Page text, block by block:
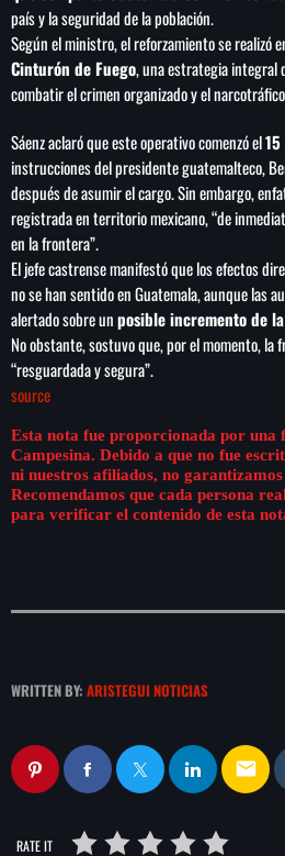
país y la seguridad de la población.
Según el ministro, el reforzamiento se realizó
Cinturón de Fuego, una estrategia integral
combatir el crimen organizado y el
Sáenz aclaró que este operativo comenzó el
instrucciones del presidente guatemalteco,
después de asumir el cargo. Sin embargo,
registrada en territorio mexicano, “de
en la frontera”.
El jefe castrense manifestó que los efectos
no se han sentido en Guatemala, aunque las
alertado sobre unposible incremento de
No obstante, sostuvo que, por el momento, la
“resguardada y segura”.
source
Esta nota fue proporcionada por una
Campesina. Debido a que no fue
ni nuestros afiliados, no
Recomendamos que cada persona
para verificar el contenido de esta
WRITTEN BY: ARISTEGUI NOTICIAS
email
RATE IT